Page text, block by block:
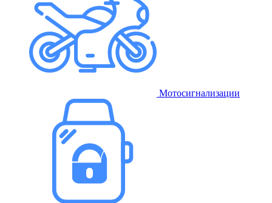
Мотосигнализации